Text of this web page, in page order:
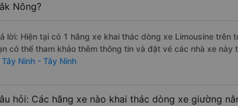
Nông?
lời: Hiện tại có 1 hãng xe khai thác dòng xe Limousine trên
có thể tham khảo thêm thông tin và đặt vé các nhà xe này
Ninh - Tây Ninh
hỏi: Các hãng xe nào khai thác dòng xe giường